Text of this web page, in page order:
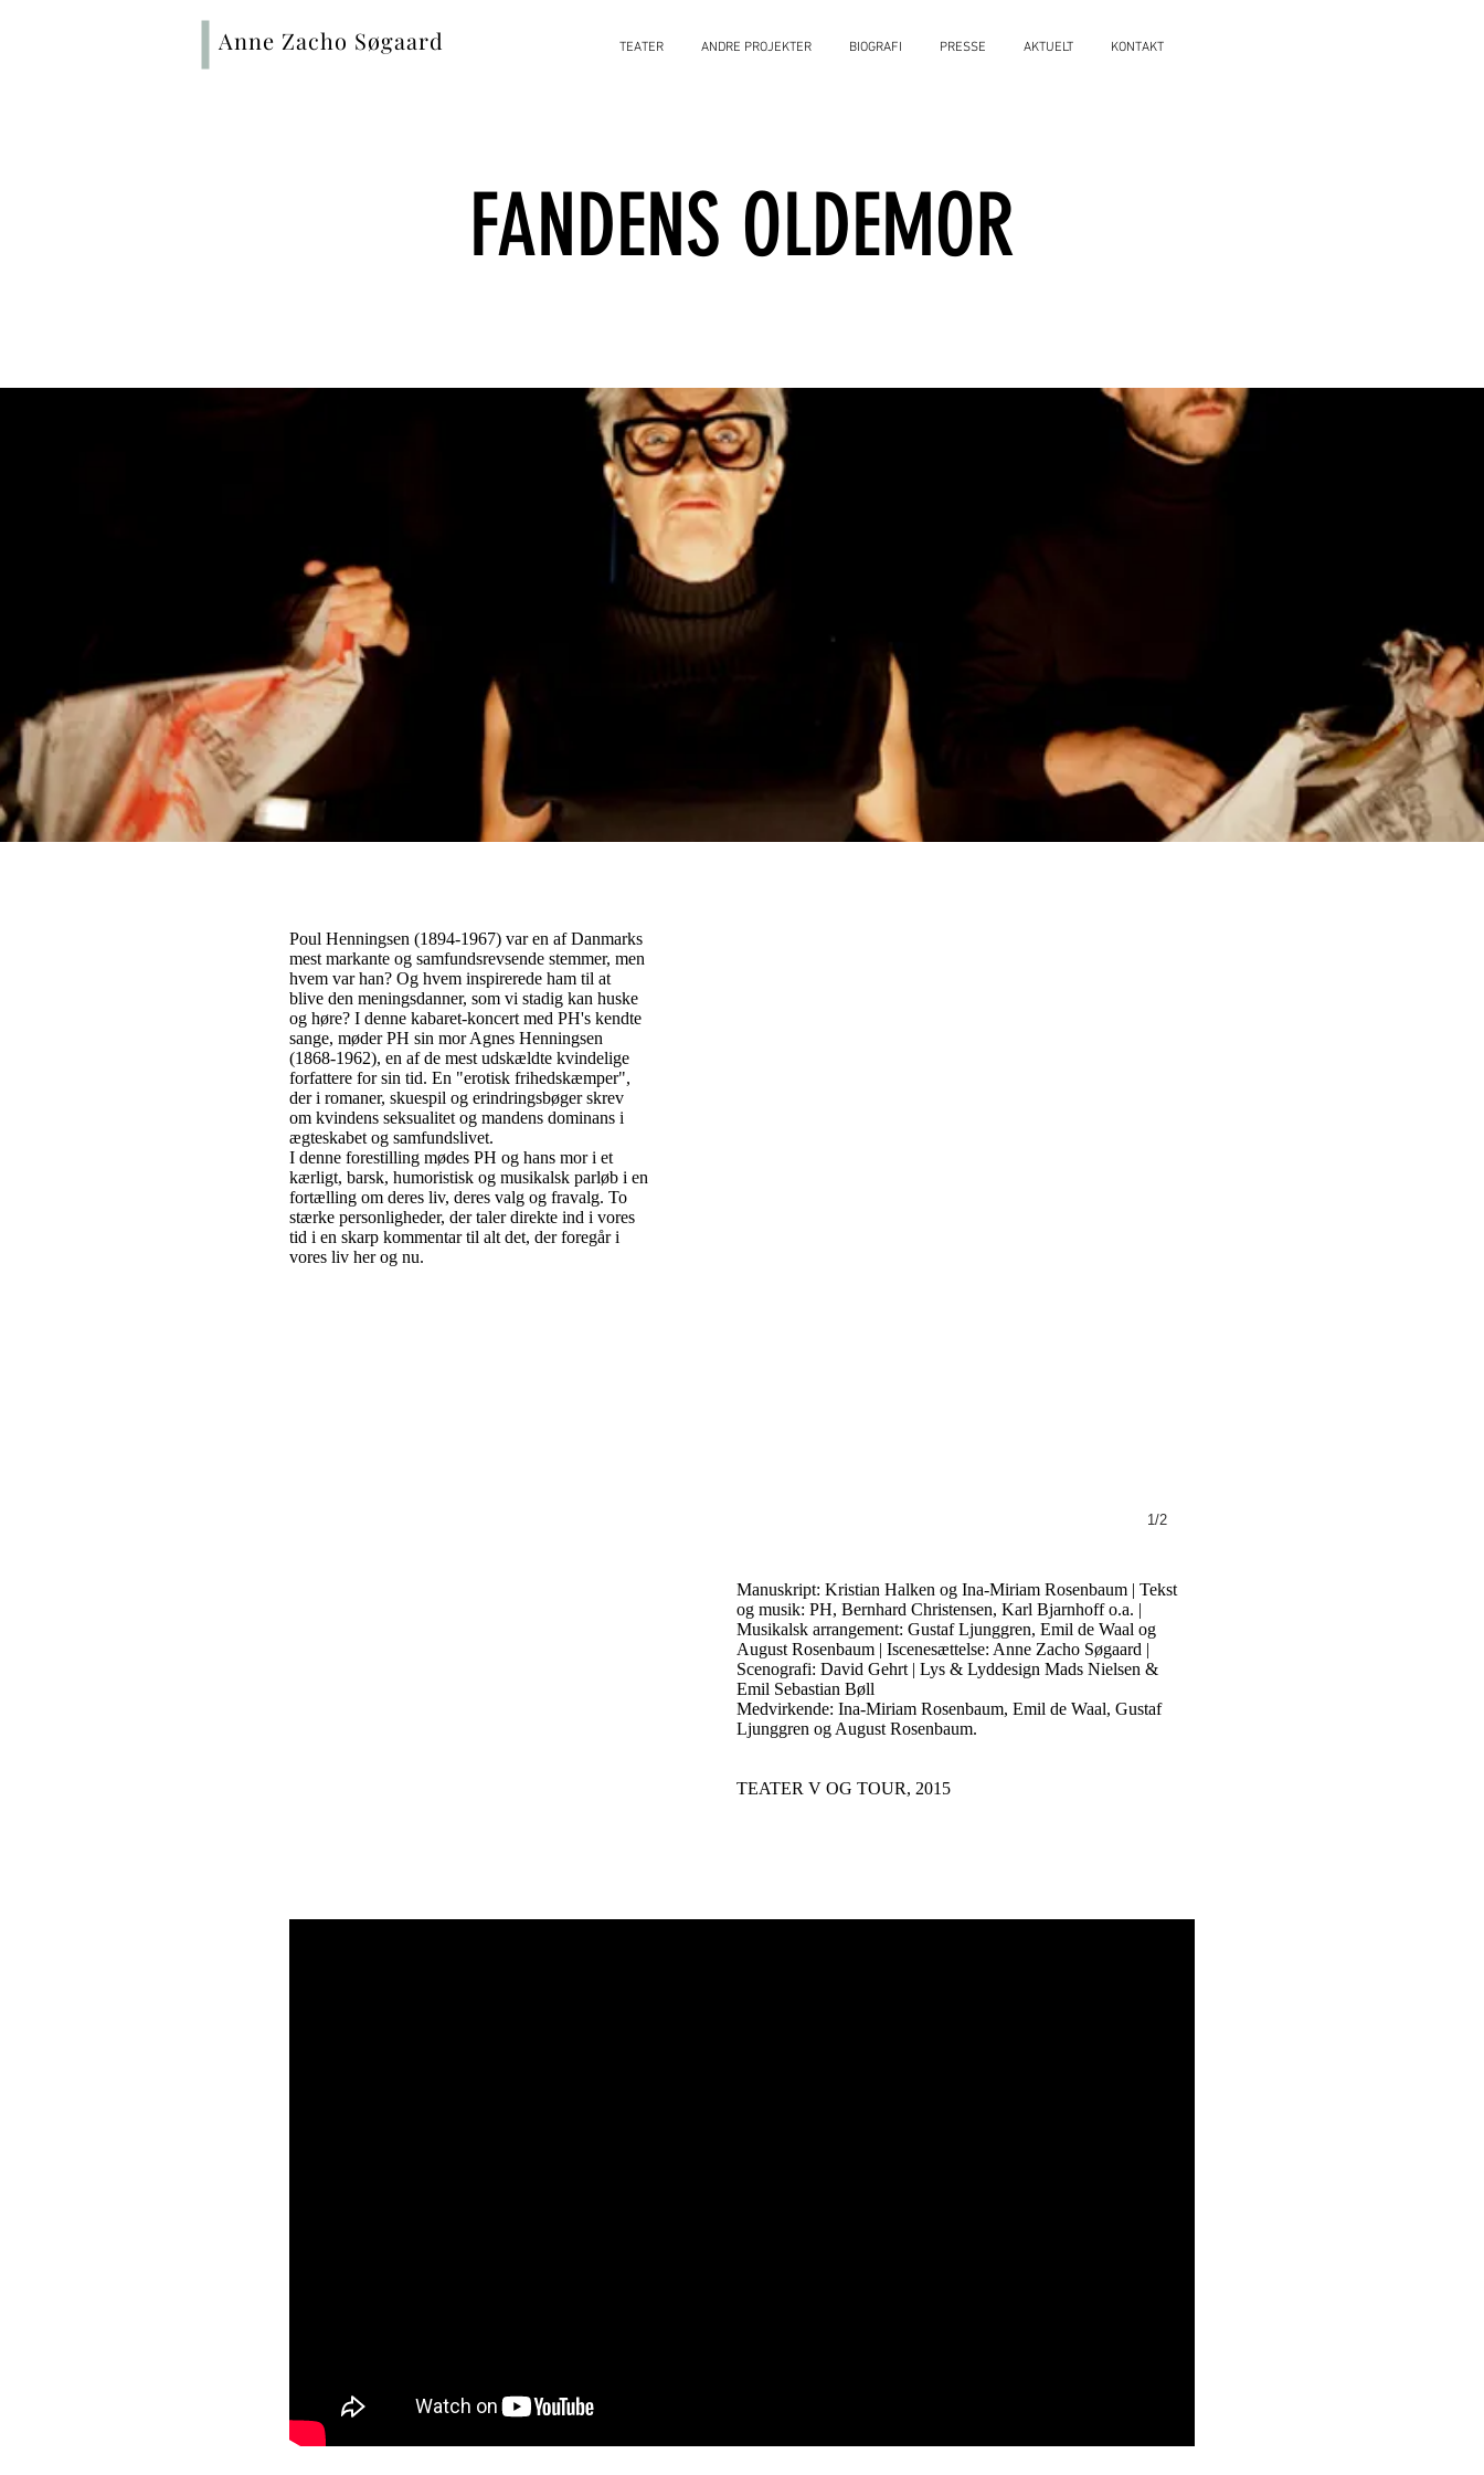
Anne Zacho Søgaard TEATER ANDRE PROJEKTER BIOGRAFI PRESSE AKTUELT KONTAKT
FANDENS OLDEMOR
Poul Henningsen (1894-1967) var en af Danmarks
mest markante og samfundsrevsende stemmer, men
hvem var han? Og hvem inspirerede ham til at
blive den meningsdanner, som vi stadig kan huske
og høre? I denne kabaret-koncert med PH's kendte
sange, møder PH sin mor Agnes Henningsen
(1868-1962), en af de mest udskældte kvindelige
forfattere for sin tid. En "erotisk frihedskæmper",
der i romaner, skuespil og erindringsbøger skrev
om kvindens seksualitet og mandens dominans i
ægteskabet og samfundslivet.
I denne forestilling mødes PH og hans mor i et
kærligt, barsk, humoristisk og musikalsk parløb i en
fortælling om deres liv, deres valg og fravalg. To
stærke personligheder, der taler direkte ind i vores
tid i en skarp kommentar til alt det, der foregår i
vores liv her og nu.
1/2
Manuskript: Kristian Halken og Ina-Miriam Rosenbaum | Tekst
og musik: PH, Bernhard Christensen, Karl Bjarnhoff o.a. |
Musikalsk arrangement: Gustaf Ljunggren, Emil de Waal og
August Rosenbaum | Iscenesættelse: Anne Zacho Søgaard |
Scenografi: David Gehrt | Lys & Lyddesign Mads Nielsen &
Emil Sebastian Bøll
Medvirkende: Ina-Miriam Rosenbaum, Emil de Waal, Gustaf
Ljunggren og August Rosenbaum.
TEATER V OG TOUR, 2015